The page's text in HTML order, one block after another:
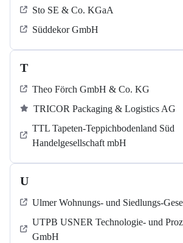
Sto SE & Co. KGaA
Süddekor GmbH
T
Theo Förch GmbH & Co. KG
TRICOR Packaging & Logistics AG
TTL Tapeten-Teppichbodenland Süd
Handelgesellschaft mbH
U
Ulmer Wohnungs- und Siedlungs-
UTPB USNER Technologie- und
GmbH